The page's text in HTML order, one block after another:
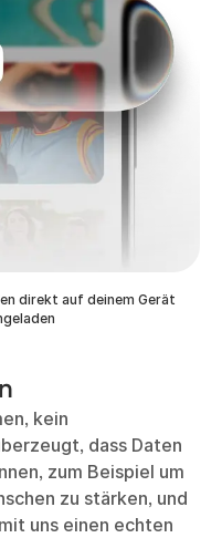
direkt auf deinem Gerät
kein
dass Daten
zum Beispiel um
zu stärken, und
uns einen echten